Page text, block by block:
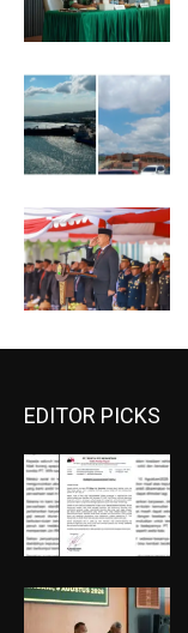
EDITOR PICKS